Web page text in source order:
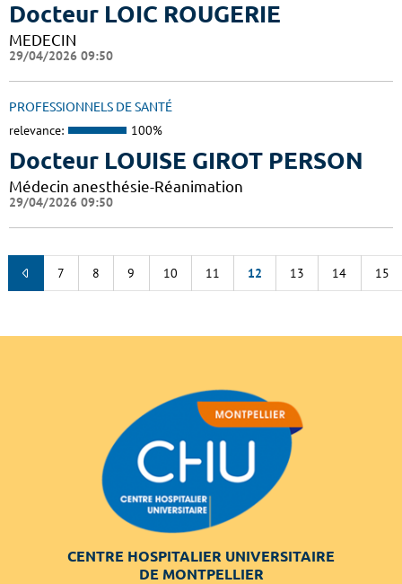
Docteur LOIC ROUGERIE
MEDECIN
29/04/2026 09:50
PROFESSIONNELS DE SANTÉ
relevance: 100%
Docteur LOUISE GIROT PERSON
Médecin anesthésie-Réanimation
29/04/2026 09:50
7 8 9 10 11 12 13 14 15
CENTRE HOSPITALIER UNIVERSITAIRE
DE MONTPELLIER